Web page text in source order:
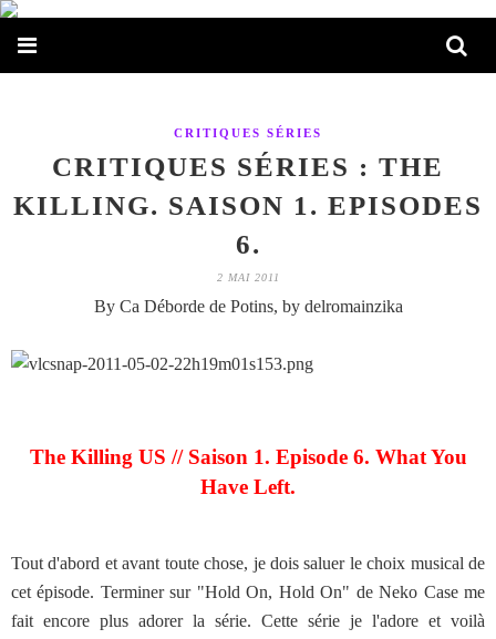
CRITIQUES SÉRIES
CRITIQUES SÉRIES : THE
KILLING. SAISON 1. EPISODES
6.
2 MAI 2011
By Ca Déborde de Potins, by delromainzika
The Killing US // Saison 1. Episode 6. What You
Have Left.
Tout d'abord et avant toute chose, je dois saluer le choix musical de
cet épisode. Terminer sur "Hold On, Hold On" de Neko Case me
fait encore plus adorer la série. Cette série je l'adore et voilà